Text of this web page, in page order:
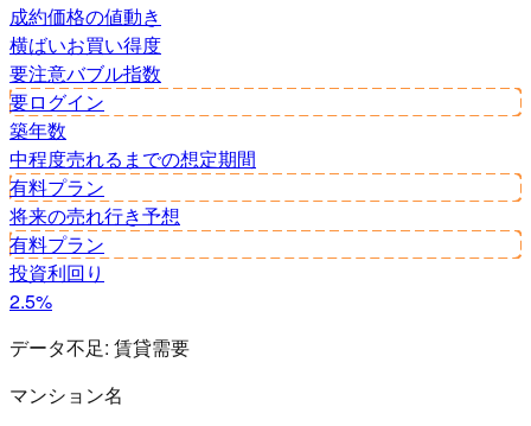
成約価格の値動き
横ばいお買い得度
要注意バブル指数
要ログイン
築年数
中程度売れるまでの想定期間
有料プラン
将来の売れ行き予想
有料プラン
投資利回り
2.5%
データ不足: 賃貸需要
マンション名